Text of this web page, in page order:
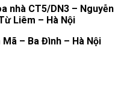
nhà CT5/DN3 – Nguyễn
Liêm – Hà Nội
– Ba Đình – Hà Nội